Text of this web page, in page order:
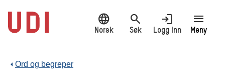
hovedinnhold
language
Norsk
search
Søk
login
Logg inn
menu
Meny
Ord og begreper